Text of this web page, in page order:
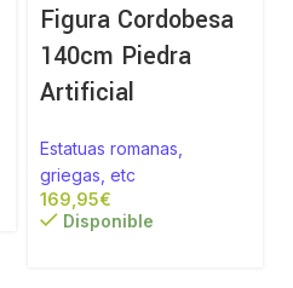
Figura Cordobesa
140cm Piedra
Artificial
Estatuas romanas,
griegas, etc
€
Disponible